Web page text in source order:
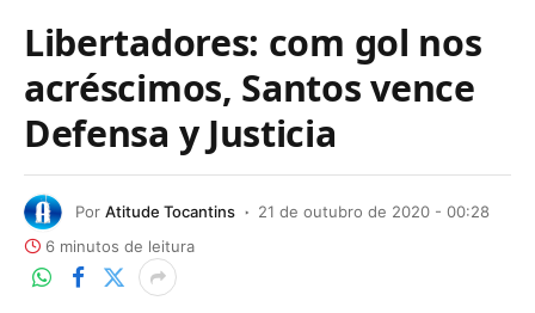
Libertadores: com gol nos
acréscimos, Santos vence
Defensa y Justicia
Por Atitude Tocantins
21 de outubro de 2020 - 00:28
6 minutos de leitura